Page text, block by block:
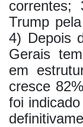
correntes;
Trump
4) Depois
Gerais
em
cresce
foi